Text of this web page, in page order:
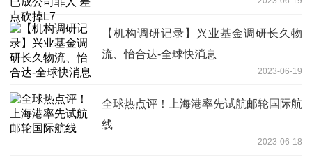
【机构调研记录】兴业基金调研长久物
流、怡合达-全球快消息
2023-06-19
全球热点评！上海港率先试航邮轮国际航
线
2023-06-18